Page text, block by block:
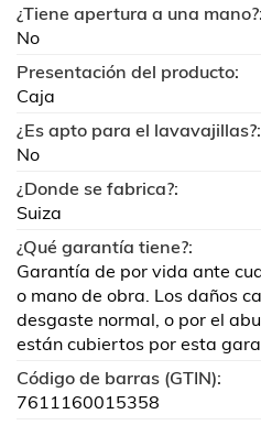
¿Tiene apertura a una mano?:
No
Presentación del producto:
Caja
¿Es apto para el lavavajillas?:
No
¿Donde se fabrica?:
Suiza
¿Qué garantía tiene?:
Garantía de por vida ante
o mano de obra. Los daños
desgaste normal, o por el
están cubiertos por esta
Código de barras (GTIN):
7611160015358